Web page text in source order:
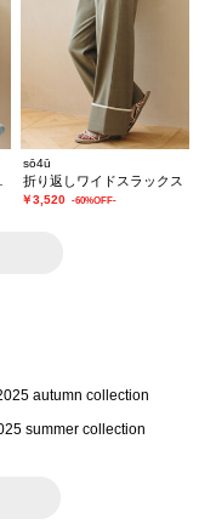
sō4ū
折り返しワイドスラックス
￥3,520 -60%OFF-